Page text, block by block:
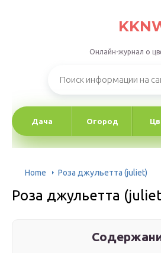
Онлайн-журнал о
Дача Огород
Home Роза джульетта (juliet)
Роза джульетта